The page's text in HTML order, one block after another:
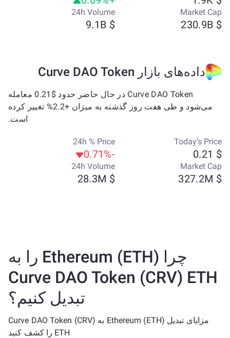
Market Cap
$ 230.9B
24h Volume
$ 9.1B
داده‌های بازار Curve DAO Token
Curve DAO Token در حال حاضر حدود $0.21 معامله
می‌شود و طی هفت روز گذشته به میزان +2.2% تغییر کرده
است.
Today’s Price
$ 0.21
24h % Price
-0.71%
Market Cap
$ 327.2M
24h Volume
$ 28.3M
چرا Ethereum (ETH) را به
Curve DAO Token (CRV) ETH
تبدیل کنیم؟
مزایای تبدیل Ethereum (ETH) به Curve DAO Token (CRV)
ETH را کشف کنید